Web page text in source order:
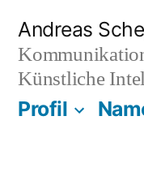
Inhalt
springen
Andreas
Künstliche
Profil